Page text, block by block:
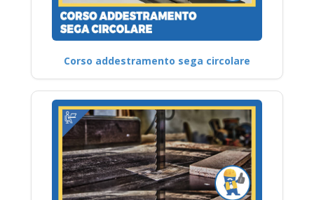
Corso addestramento sega circolare